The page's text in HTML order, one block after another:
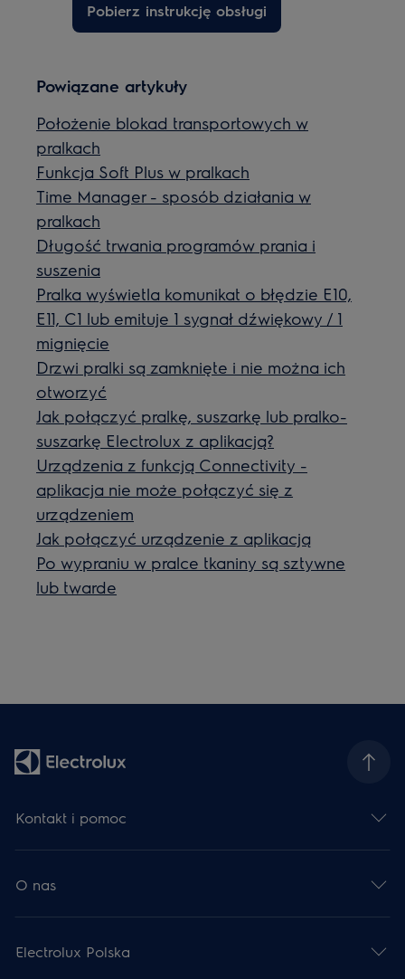
Pobierz instrukcję obsługi
Powiązane artykuły
Położenie blokad transportowych w
pralkach
Funkcja Soft Plus w pralkach
Time Manager - sposób działania w
pralkach
Długość trwania programów prania i
suszenia
Pralka wyświetla komunikat o błędzie E10,
E11, C1 lub emituje 1 sygnał dźwiękowy / 1
mignięcie
Drzwi pralki są zamknięte i nie można ich
otworzyć
Jak połączyć pralkę, suszarkę lub pralko-
suszarkę Electrolux z aplikacją?
Urządzenia z funkcją Connectivity -
aplikacja nie może połączyć się z
urządzeniem
Jak połączyć urządzenie z aplikacją
Po wypraniu w pralce tkaniny są sztywne
lub twarde
Kontakt i pomoc
O nas
Electrolux Polska